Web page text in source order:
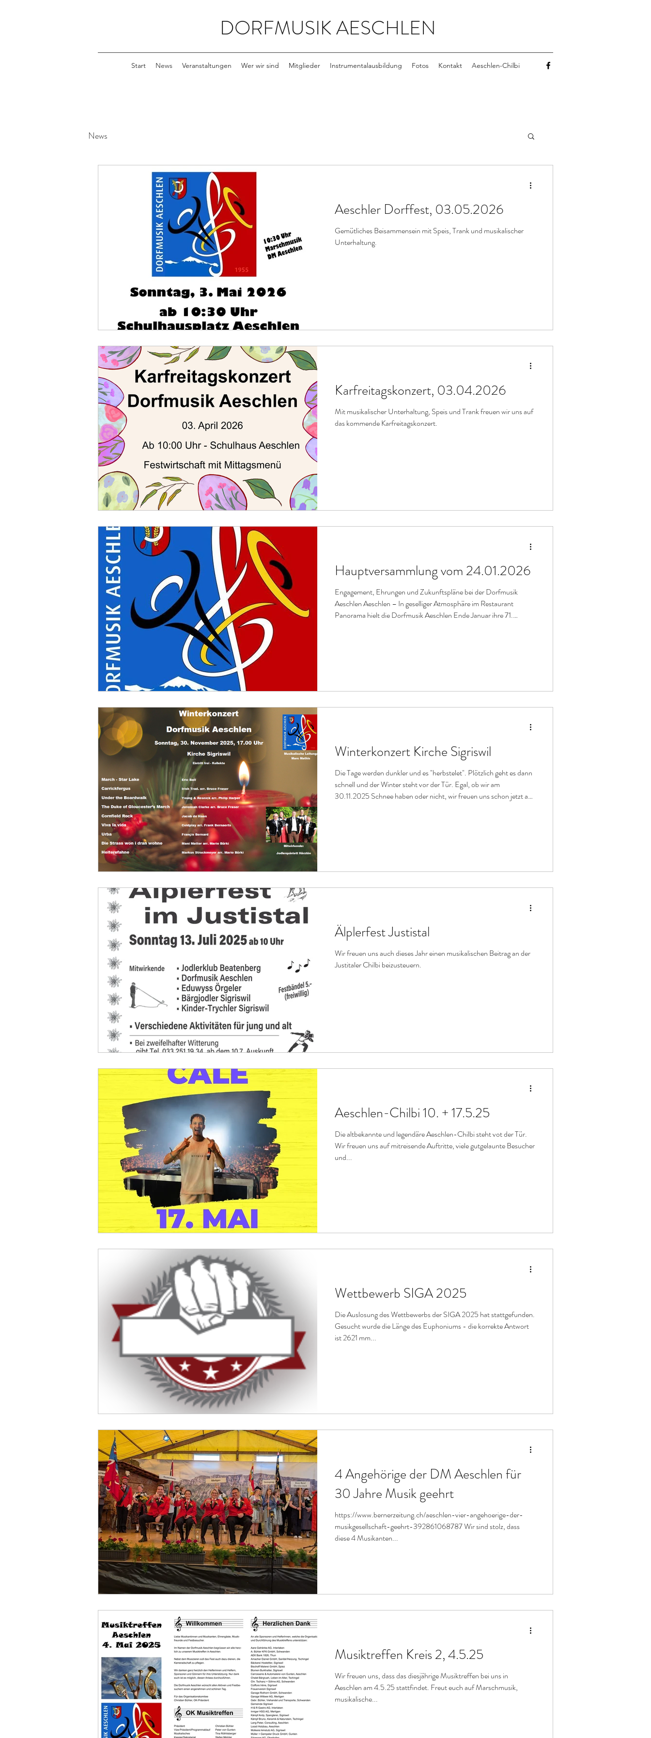
DORFMUSIK AESCHLEN
Start News Veranstaltungen Wer wir sind Mitglieder Instrumentalausbildung Fotos Kontakt Aeschlen-Chilbi
News
Aeschler Dorffest, 03.05.2026
Gemütliches Beisammensein mit Speis, Trank und musikalischer
Unterhaltung.
Karfreitagskonzert, 03.04.2026
Mit musikalischer Unterhaltung, Speis und Trank freuen wir uns auf
das kommende Karfreitagskonzert.
Hauptversammlung vom 24.01.2026
Engagement, Ehrungen und Zukunftspläne bei der Dorfmusik
Aeschlen Aeschlen – In geselliger Atmosphäre im Restaurant
Panorama hielt die Dorfmusik Aeschlen Ende Januar ihre 71.
Winterkonzert Kirche Sigriswil
Die Tage werden dunkler und es "herbstelet". Plötzlich geht es dann
schnell und der Winter steht vor der Tür. Egal, ob wir am
30.11.2025 Schnee haben oder nicht, wir freuen uns schon jetzt auf
Älplerfest Justistal
Wir freuen uns auch dieses Jahr einen musikalischen Beitrag an der
Justitaler Chilbi beizusteuern.
Aeschlen-Chilbi 10. + 17.5.25
Die altbekannte und legendäre Aeschlen-Chilbi steht vot der Tür.
Wir freuen uns auf mitreisende Auftritte, viele gutgelaunte Besucher
und...
Wettbewerb SIGA 2025
Die Auslosung des Wettbewerbs der SIGA 2025 hat stattgefunden.
Gesucht wurde die Länge des Euphoniums - die korrekte Antwort
ist 2621 mm...
4 Angehörige der DM Aeschlen für
30 Jahre Musik geehrt
https://www.bernerzeitung.ch/aeschlen-vier-angehoerige-der-
musikgesellschaft-geehrt-392861068787 Wir sind stolz, dass
diese 4 Musikanten...
Musiktreffen Kreis 2, 4.5.25
Wir freuen uns, dass das diesjährige Musiktreffen bei uns in
Aeschlen am 4.5.25 stattfindet. Freut euch auf Marschmusik,
musikalische...